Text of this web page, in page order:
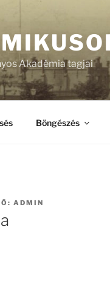
Akadémia tagjai
Böngészés
ADMIN